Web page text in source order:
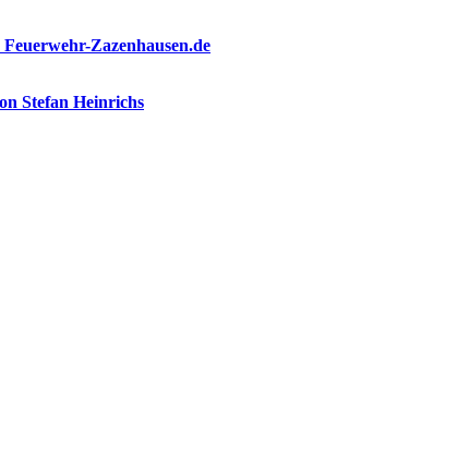
Zazenhausen.de
Stefan Heinrichs